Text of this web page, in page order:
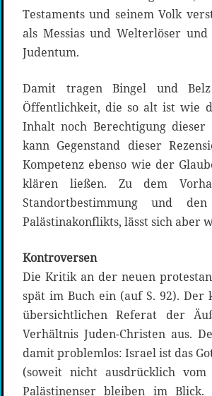
Testaments und seinem Volk
als Messias und Welterlöser
Judentum.
Damit tragen Bingel und
Öffentlichkeit, die so alt ist wie
Inhalt noch Berechtigung
kann Gegenstand dieser
Kompetenz ebenso wie der
klären ließen. Zu dem
Standortbestimmung und
Palästinakonflikts, lässt sich aber
Kontroversen
Die Kritik an der neuen
spät im Buch ein (auf S. 92).
übersichtlichen Referat der
Verhältnis Juden-Christen aus.
damit problemlos: Israel ist das
(soweit nicht ausdrücklich
Palästinenser bleiben im